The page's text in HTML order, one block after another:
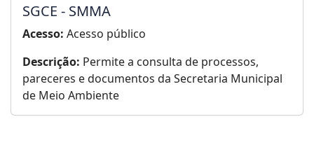
SGCE - SMMA
Acesso: Acesso público
Descrição: Permite a consulta de processos,
pareceres e documentos da Secretaria Municipal
de Meio Ambiente